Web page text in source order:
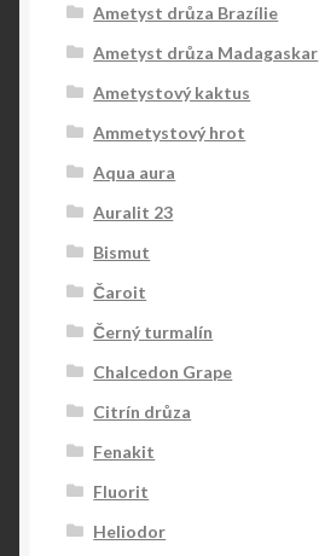
Ametyst drůza Brazílie
Ametyst drůza Madagaskar
Ametystový kaktus
Ammetystový hrot
Aqua aura
Auralit 23
Bismut
Čaroit
Černý turmalín
Chalcedon Grape
Citrín drůza
Fenakit
Fluorit
Heliodor